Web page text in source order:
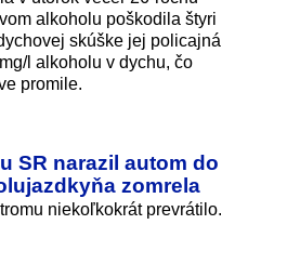
alkoholu poškodila štyri
skúške jej policajná
l alkoholu v dychu, čo
promile.
SR narazil autom do
zomrela
niekoľkokrát prevrátilo.